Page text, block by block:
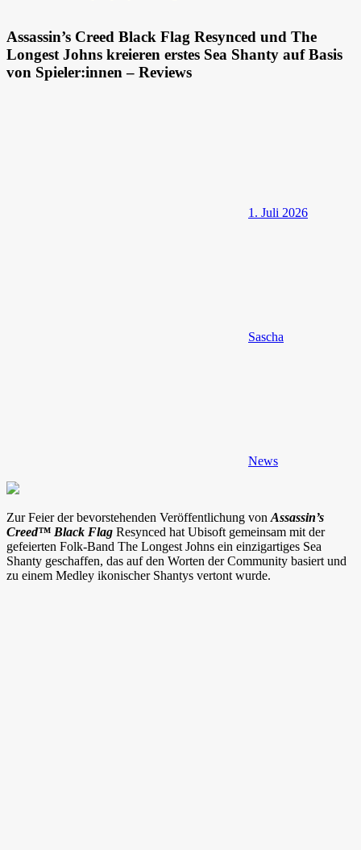
Assassin’s Creed Black Flag Resynced und The
Longest Johns kreieren erstes Sea Shanty auf Basis
von Spieler:innen – Reviews
1. Juli 2026
Sascha
News
Zur Feier der bevorstehenden Veröffentlichung vonAssassin’s
Creed™ Black Flag Resynced hat Ubisoft gemeinsam mit der
gefeierten Folk-Band The Longest Johns ein einzigartiges Sea
Shanty geschaffen, das auf den Worten der Community basiert und
zu einem Medley ikonischer Shantys vertont wurde.